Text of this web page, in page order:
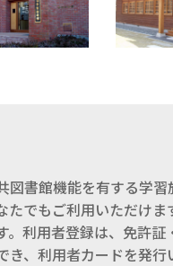
図書館機能を有する学
でもご利用いただけ
。利用者登録は、免許
、利用者カードを発行